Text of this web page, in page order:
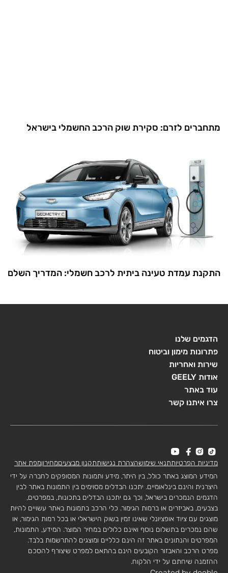
מתחברים לזרם: סקירת שוק הרכב החשמלי בישראל
התקנת עמדת טעינה ביתית לרכב חשמלי: המדריך השלם
הדגמים שלנו
פתרונות מימון וביטוח
שירות ואחריות
אודות GEELY
עוד באתר
צרו איתנו קשר
מדיניות הפרטיותתנאי שימושהצהרת נגישותתקנון מבצעיםמחירוןמפת אתר
המידע המוצג באתר כולל, בין היתר, מידע ותמונות המסופקים לחברה על ידי
היצרנית והינם בינלאומיים. יתכנו הבדלים מסוימים בין התמונות באתר לבין
הדגמים הנמכרים בישראל, וכך גם יתכנו הבדלים בתכונות, במפרטים,
בצבעים, באביזרים או ברמות הגימור. כלי הרכב בתמונות באתר עשויים להיות
מוצגים עם ציוד אופציונלי שאינו זמין בשוק הישראלי או בכל רמות הגימור, או
שהם נמכרים בתשלום נוסף ואינם כלולים במחיר המוצר. המידע, התמונות,
המפרטים והנתונים באתר זה הינם כלליים ומוצגים להתרשמות בלבד.
מפרט הרכב והאבזור הקובעים הינם בהתאם למפרט שיצורף להסכם
ההזמנה שיחתם על ידי הלקוח.